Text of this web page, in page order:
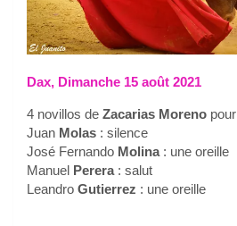
Dax, Dimanche 15 août 2021
4 novillos de Zacarias Moreno pour
Juan Molas : silence
José Fernando Molina : une oreille
Manuel Perera : salut
Leandro Gutierrez : une oreille